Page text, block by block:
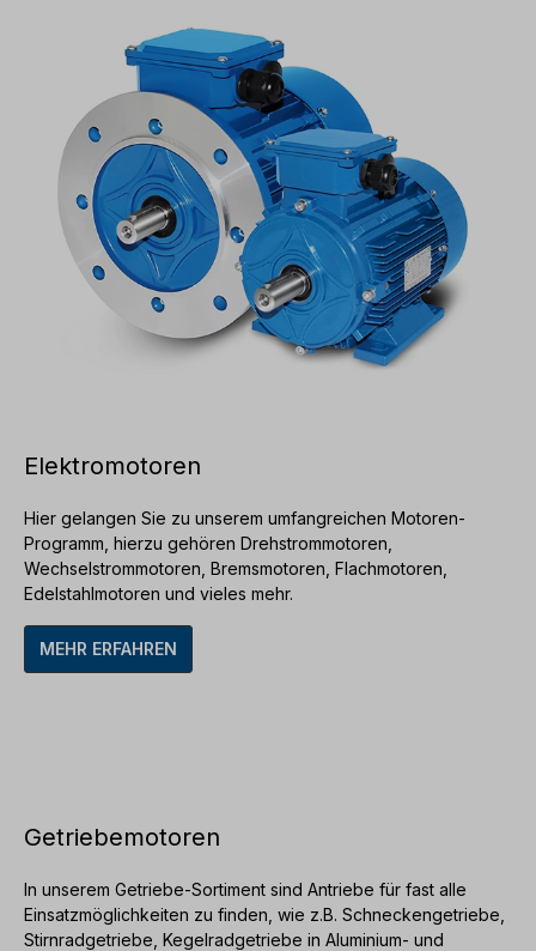
zusenden. Alle Produktfotos sind unverbindliche
Beispiele! Technische Änderungen vorbehalten.
Elektromotoren
Hier gelangen Sie zu unserem umfangreichen Motoren-
Programm, hierzu gehören Drehstrommotoren
Wechselstrommotoren Bremsmotoren Flachmotoren
Edelstahlmotoren und vieles mehr.
MEHR ERFAHREN
Getriebemotoren
In unserem Getriebe-Sortiment sind Antriebe für fast alle
Einsatzmöglichkeiten zu finden, wie z.B. Schneckengetriebe
Stirnradgetriebe Kegelradgetriebe in Aluminium- und